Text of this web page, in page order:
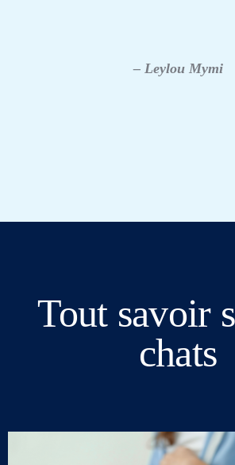
– Leylou Mymi
Tout savoir
chats